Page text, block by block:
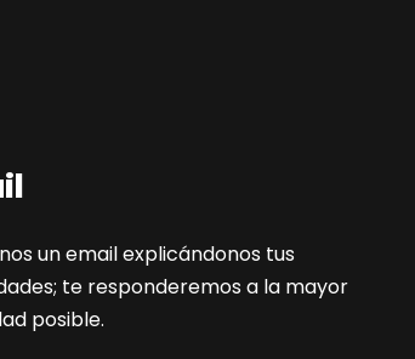
un email explicándonos tus
te responderemos a la mayor
posible.